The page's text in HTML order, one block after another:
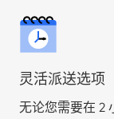
灵活派送选项
无论您需要在 2